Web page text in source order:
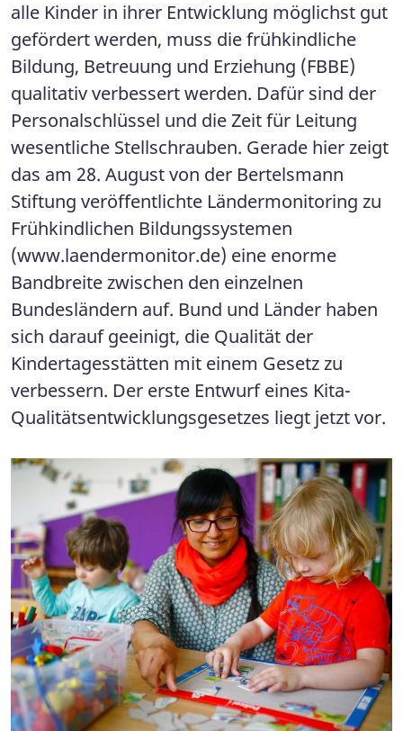
alle Kinder in ihrer Entwicklung möglichst gut
gefördert werden, muss die frühkindliche
Bildung, Betreuung und Erziehung (FBBE)
qualitativ verbessert werden. Dafür sind der
Personalschlüssel und die Zeit für Leitung
wesentliche Stellschrauben. Gerade hier zeigt
das am 28. August von der Bertelsmann
Stiftung veröffentlichte Ländermonitoring zu
Frühkindlichen Bildungssystemen
(www.laendermonitor.de) eine enorme
Bandbreite zwischen den einzelnen
Bundesländern auf. Bund und Länder haben
sich darauf geeinigt, die Qualität der
Kindertagesstätten mit einem Gesetz zu
verbessern. Der erste Entwurf eines Kita-
Qualitätsentwicklungsgesetzes liegt jetzt vor.